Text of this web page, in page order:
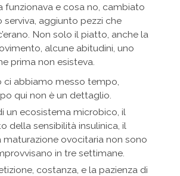
funzionava e cosa no, cambiato
aggiunto pezzi che
Non solo il piatto, anche la
alcune abitudini, uno
prima non esisteva.
ci abbiamo messo tempo,
qui non è un dettaglio.
un ecosistema microbico, il
della sensibilità insulinica, il
ovocitaria non sono
in tre settimane.
costanza, e la pazienza di